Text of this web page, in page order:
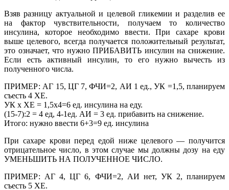
Взяв разницу актуальной и целевой гликемии и разделив ее
на фактор чувствительности, получаем то количество
инсулина, которое необходимо ввести. При сахаре крови
выше целевого, всегда получается положительный результат,
это означает, что нужно ПРИБАВИТЬ инсулин на снижение.
Если есть активный инсулин, то его нужно вычесть из
полученного числа.
ПРИМЕР: АГ 15, ЦГ 7, ФЧИ=2, АИ 1 ед., УК =1,5, планируем
съесть 4 ХЕ.
УК х ХЕ = 1,5х4=6 ед. инсулина на еду.
(15-7):2 = 4 ед, 4-1ед. АИ = 3 ед. прибавить на снижение.
Итого: нужно ввести 6+3=9 ед. инсулина
При сахаре крови перед едой ниже целевого — получится
отрицательное число, в этом случае мы должны дозу на еду
УМЕНЬШИТЬ НА ПОЛУЧЕННОЕ ЧИСЛО.
ПРИМЕР: АГ 4, ЦГ 6, ФЧИ=2, АИ нет, УК 2, планируем
съесть 5 ХЕ.